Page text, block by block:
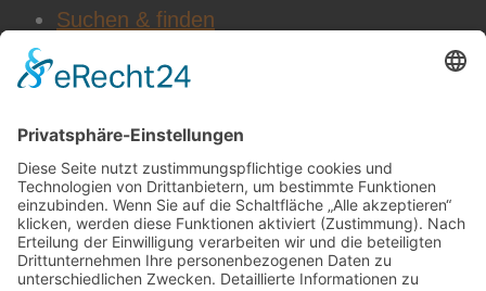
Suchen & finden
WEITERE INFOS
Datenschutz
Impressum
AGB
Cookie-Einstellungen